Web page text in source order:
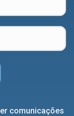
comunicações